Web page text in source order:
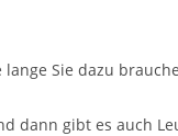
Sie dazu
dann gibt es auch